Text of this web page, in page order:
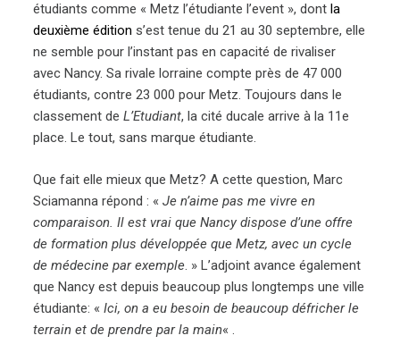
étudiants comme « Metz l’étudiante l’event », dontla
deuxième édition s’est tenue du 21 au 30 septembre, elle
ne semble pour l’instant pas en capacité de rivaliser
avec Nancy. Sa rivale lorraine compte près de 47 000
étudiants, contre 23 000 pour Metz. Toujours dans le
classement deL’Etudiant, la cité ducale arrive à la 11e
place. Le tout, sans marque étudiante.
Que fait elle mieux que Metz? A cette question, Marc
Sciamanna répond : «Je n’aime pas me vivre en
comparaison. Il est vrai que Nancy dispose d’une offre
de formation plus développée que Metz, avec un cycle
de médecine par exemple. » L’adjoint avance également
que Nancy est depuis beaucoup plus longtemps une ville
étudiante: «Ici, on a eu besoin de beaucoup défricher le
terrain et de prendre par la main« .